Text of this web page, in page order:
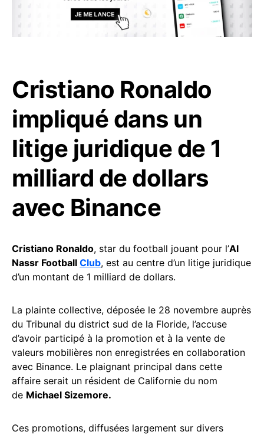
Cristiano Ronaldo
impliqué dans un
litige juridique de 1
milliard de dollars
avec Binance
Cristiano Ronaldo, star du football jouant pour l’Al
Nassr Football Club, est au centre d’un litige juridique
d’un montant de 1 milliard de dollars.
La plainte collective, déposée le 28 novembre auprès
du Tribunal du district sud de la Floride, l’accuse
d’avoir participé à la promotion et à la vente de
valeurs mobilières non enregistrées en collaboration
avec Binance. Le plaignant principal dans cette
affaire serait un résident de Californie du nom
de Michael Sizemore.
Ces promotions, diffusées largement sur divers